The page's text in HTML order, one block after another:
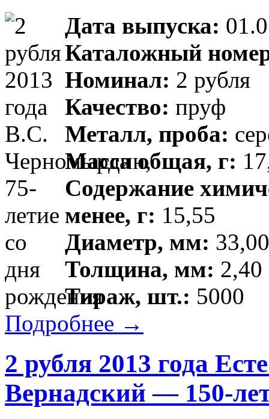
Дата выпуска:
Каталожный
Номинал: 2 рубля
Качество: пруф
Металл, проба:
Масса общая, г:
Содержание
менее, г: 15,55
Диаметр, мм:
Толщина, мм:
Тираж, шт.: 5000
Подробнее →
2 рубля 2013 года
Вернадский — 150-